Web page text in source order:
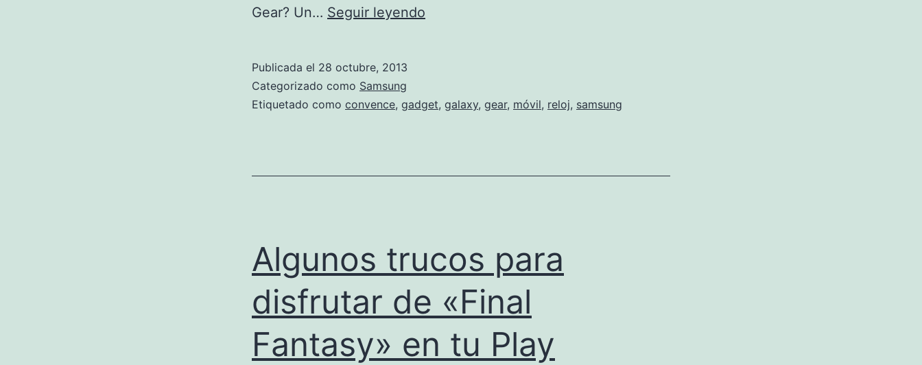
Gear? Un… Seguir leyendo
reloj
cuando
Publicada el 28 octubre, 2013
Categorizado como Samsung
Etiquetado como convence, gadget, galaxy, gear, móvil, reloj, samsung
Algunos trucos para
disfrutar de «Final
Fantasy» en tu Play